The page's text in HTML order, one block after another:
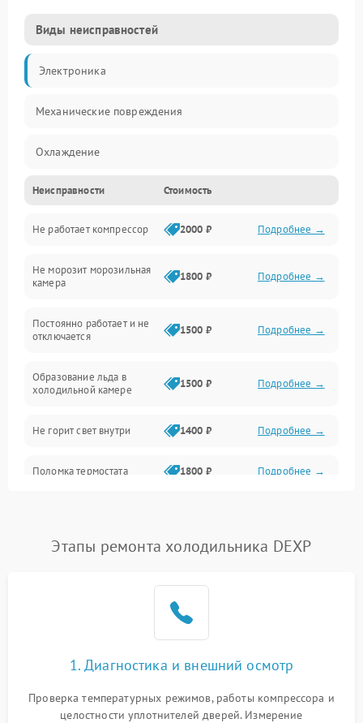
Виды неисправностей
Электроника
Механические повреждения
Охлаждение
Механика
Электропитание
Дренаж
Неисправности Стоимость
Не работает компрессор 2000 ₽ Подробнее →
Не морозит морозильная
камера
1800 ₽ Подробнее →
Постоянно работает и не
отключается
1500 ₽ Подробнее →
Образование льда в
холодильной камере
1500 ₽ Подробнее →
Не горит свет внутри 1400 ₽ Подробнее →
Поломка термостата 1800 ₽ Подробнее →
Поломка системы No Frost 2600 ₽ Подробнее →
работе
2000 ₽ Подробнее →
Этапы ремонта холодильника DEXP
1. Диагностика и внешний осмотр
Проверка температурных режимов, работы компрессора и
целостности уплотнителей дверей. Измерение